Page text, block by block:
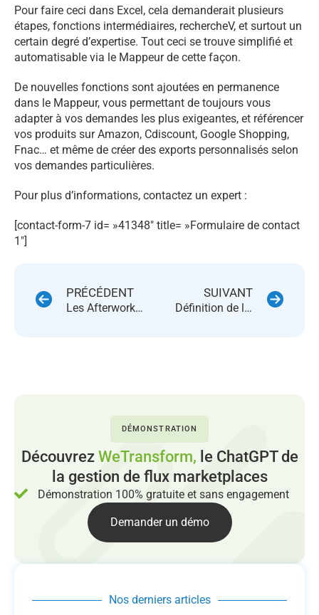
Pour faire ceci dans Excel, cela demanderait plusieurs
étapes, fonctions intermédiaires, rechercheV, et surtout un
certain degré d’expertise. Tout ceci se trouve simplifié et
automatisable via le Mappeur de cette façon.
De nouvelles fonctions sont ajoutées en permanence
dans le Mappeur, vous permettant de toujours vous
adapter à vos demandes les plus exigeantes, et référencer
vos produits sur Amazon, Cdiscount, Google Shopping,
Fnac… et même de créer des exports personnalisés selon
vos demandes particulières.
Pour plus d’informations, contactez un expert :
[contact-form-7 id= »41348″ title= »Formulaire de contact
1″]
PRÉCÉDENT
Les Afterworks Marketplaces Sellermania sont de retour !
SUIVANT
Définition de la buy box (boite d’achat)
DÉMONSTRATION
Découvrez WeTransform, le ChatGPT de
la gestion de flux marketplaces
Démonstration 100% gratuite et sans engagement
Demander un démo
Nos derniers articles